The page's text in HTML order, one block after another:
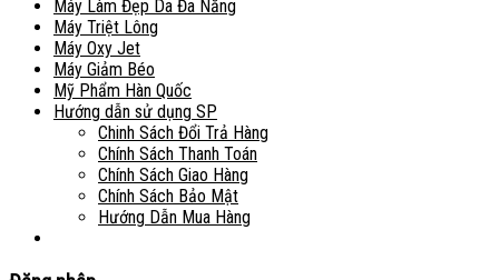
Máy Làm Đẹp Da Đa Năng
Máy Triệt Lông
Máy Oxy Jet
Máy Giảm Béo
Mỹ Phẩm Hàn Quốc
Hướng dẫn sử dụng SP
Chinh Sách Đổi Trả Hàng
Chính Sách Thanh Toán
Chính Sách Giao Hàng
Chính Sách Bảo Mật
Hướng Dẫn Mua Hàng